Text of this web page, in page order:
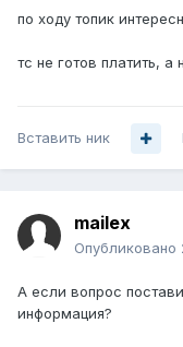
по ходу топик
тс не готов платить, а
Вставить ник
mailex
Опубликовано
А если вопрос
информация?